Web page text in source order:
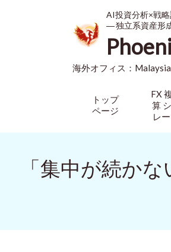
AI投資分析×戦
― 独立系資産形
海外オフィス： Malaysia
トップ
ページ
FX
算
レ
「集中が続か